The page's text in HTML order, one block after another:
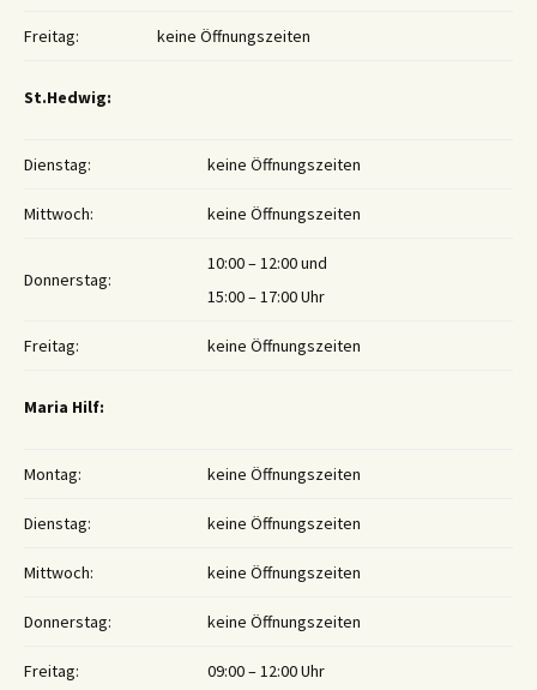
Freitag: keine Öffnungszeiten
St.Hedwig:
Dienstag: keine Öffnungszeiten
Mittwoch: keine Öffnungszeiten
Donnerstag:
10:00 – 12:00 und
15:00 – 17:00 Uhr
Freitag: keine Öffnungszeiten
Maria Hilf:
Montag: keine Öffnungszeiten
Dienstag: keine Öffnungszeiten
Mittwoch: keine Öffnungszeiten
Donnerstag: keine Öffnungszeiten
Freitag: 09:00 – 12:00 Uhr